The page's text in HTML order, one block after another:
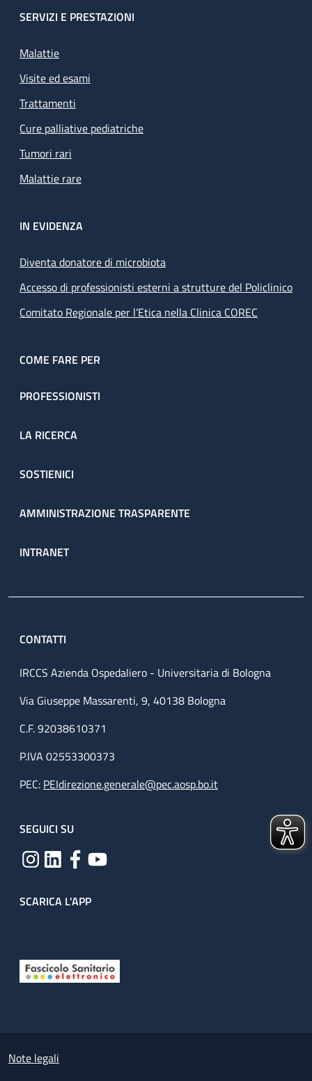
SERVIZI E PRESTAZIONI
Malattie
Visite ed esami
Trattamenti
Cure palliative pediatriche
Tumori rari
Malattie rare
IN EVIDENZA
Diventa donatore di microbiota
Accesso di professionisti esterni a strutture del Policlinico
Comitato Regionale per l’Etica nella Clinica COREC
COME FARE PER
PROFESSIONISTI
LA RICERCA
SOSTIENICI
AMMINISTRAZIONE TRASPARENTE
INTRANET
CONTATTI
IRCCS Azienda Ospedaliero - Universitaria di Bologna
Via Giuseppe Massarenti, 9, 40138 Bologna
C.F. 92038610371
P.IVA 02553300373
PEC: PEIdirezione.generale@pec.aosp.bo.it
SEGUICI SU
SCARICA L'APP
Small prints
Note legali